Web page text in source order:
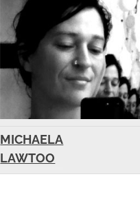
MICHAELA
LAWTOO